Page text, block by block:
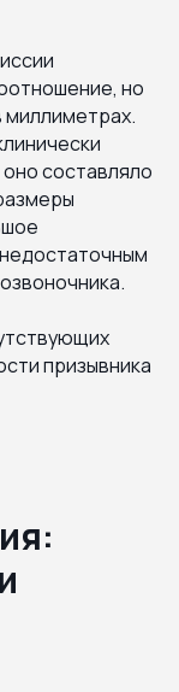
но
составляло
призывника